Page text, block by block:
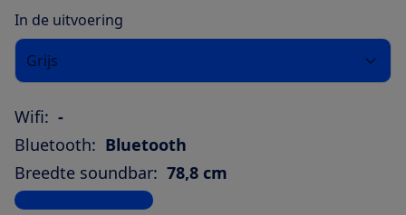
In de uitvoering
Grijs
Wifi: -
Bluetooth: Bluetooth
Breedte soundbar: 78,8 cm
Bekijk alle specificaties